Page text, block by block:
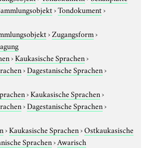
›Tondokument›
›Zugangsform›
›Kaukasische Sprachen›
›Dagestanische Sprachen›
›Kaukasische Sprachen›
›Dagestanische Sprachen›
›Kaukasische Sprachen›Ostkaukasische
Sprachen›Awarisch